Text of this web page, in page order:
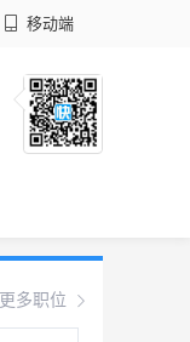
移动端
更多职位